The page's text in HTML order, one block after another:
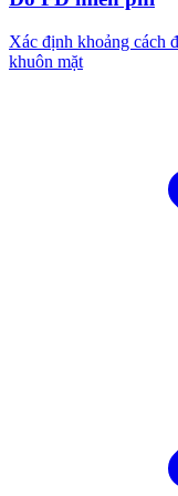
Xác định khoảng cách
khuôn mặt